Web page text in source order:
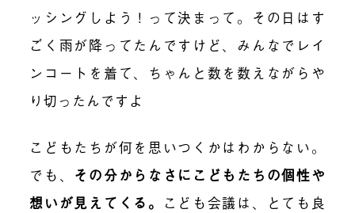
ッシングしよう！って決まって。その日はす
ごく雨が降ってたんですけど、みんなでレイ
ンコートを着て、ちゃんと数を数えながらや
り切ったんですよ
こどもたちが何を思いつくかはわからない。
でも、 その分からなさにこどもたちの個性や
想いが見えてくる。 こども会議は、とても良